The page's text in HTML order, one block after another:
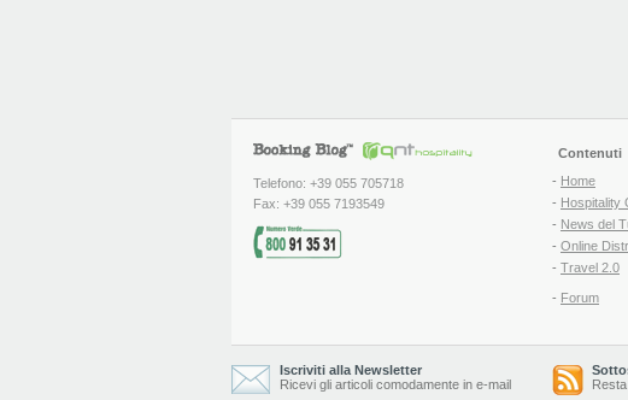
Telefono: +39 055 705718
Fax: +39 055 7193549
Contenuti
- Home
- Hospitality
- News del
- Online
- Travel 2.0
- Forum
Iscriviti alla Newsletter
Ricevi gli articoli comodamente in e-mail